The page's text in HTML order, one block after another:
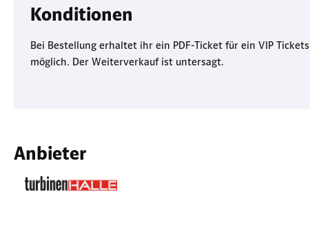
Konditionen
Bei Bestellung erhaltet ihr ein PDF-Ticket für ein VIP
möglich. Der Weiterverkauf ist untersagt.
Anbieter